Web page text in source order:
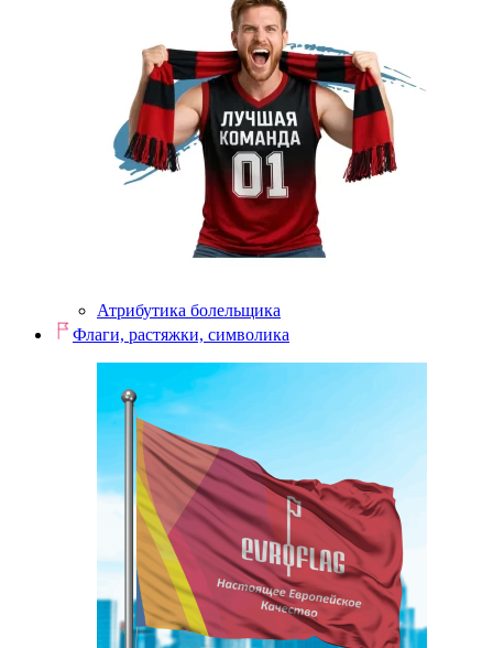
Атрибутика болельщика
Флаги, растяжки, символика